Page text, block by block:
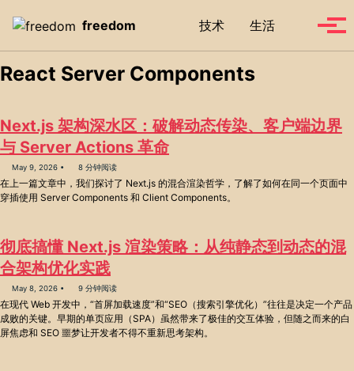
freedom
技术 生活 Toggle
React Server Components
Next.js 架构深水区：破解动态传染、客户端边界
与 Server Actions 革命
May 9, 2026 8 分钟阅读
在上一篇文章中，我们探讨了 Next.js 的混合渲染哲学，了解了如何在同一个页面中
穿插使用 Server Components 和 Client Components。
彻底搞懂 Next.js 渲染策略：从纯静态到动态的混
合架构优化实践
May 8, 2026 9 分钟阅读
在现代 Web 开发中，“首屏加载速度”和“SEO（搜索引擎优化）”往往是决定一个产品
成败的关键。早期的单页应用（SPA）虽然带来了极佳的交互体验，但随之而来的白
屏焦虑和 SEO 噩梦让开发者不得不重新思考架构。